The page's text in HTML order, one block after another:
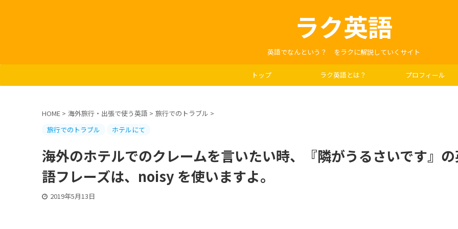
ラク英語
英語でなんという？ をラクに解説していくサイト
トップ ラク英語とは？ プロフィール
HOME > 海外旅行・出張で使う英語 > 旅行でのトラブル >
旅行でのトラブル
ホテルにて
海外のホテルでのクレームを言いたい時、『隣がうるさいです』
語フレーズは、noisy を使いますよ。
2019年5月13日